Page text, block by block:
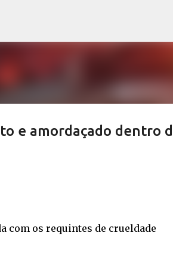
e amordaçado dentro
com os requintes de crueldade